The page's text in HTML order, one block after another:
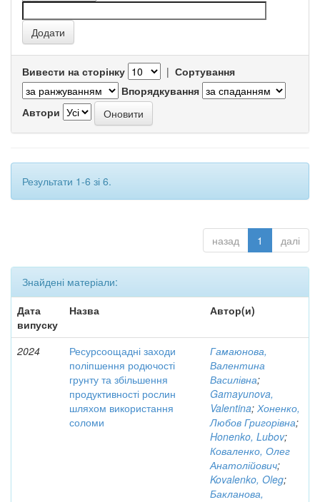
Вивести на сторінку | Сортування
Впорядкування
Автори
Результати 1-6 зі 6.
назад 1 далі
Знайдені матеріали:
Дата
випуску
Назва Автор(и)
2024
Ресурсоощадні заходи
поліпшення родючості
грунту та збільшення
продуктивності рослин
шляхом використання
соломи
Гамаюнова,
Валентина
Василівна;
Gamayunova,
Valentina; Хоненко,
Любов Григорівна;
Honenko, Lubov;
Коваленко, Олег
Анатолійович;
Kovalenko, Oleg;
Бакланова,